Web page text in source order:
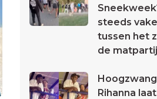
steeds
tussen het
de
Rihanna